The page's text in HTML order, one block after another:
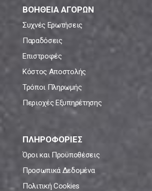
ΒΟΗΘΕΙΑ ΑΓΟΡΩΝ
Συχνές Ερωτήσεις
Παραδόσεις
Επιστροφές
Κόστος Αποστολής
Τρόποι Πληρωμής
Περιοχές Εξυπηρέτησης
ΠΛΗΡΟΦΟΡΙΕΣ
Όροι και Προϋποθέσεις
Προσωπικά Δεδομένα
Πολιτική Cookies